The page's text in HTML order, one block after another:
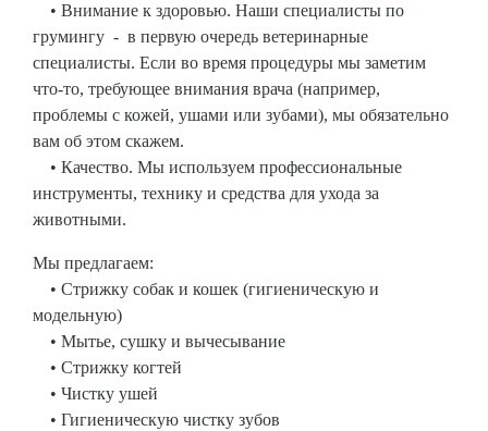
• Внимание к здоровью. Наши специалисты по
грумингу - в первую очередь ветеринарные
специалисты. Если во время процедуры мы заметим
что-то, требующее внимания врача (например,
проблемы с кожей, ушами или зубами), мы обязательно
вам об этом скажем.
• Качество. Мы используем профессиональные
инструменты, технику и средства для ухода за
животными.
Мы предлагаем:
• Стрижку собак и кошек (гигиеническую и
модельную)
• Мытье, сушку и вычесывание
• Стрижку когтей
• Чистку ушей
• Гигиеническую чистку зубов